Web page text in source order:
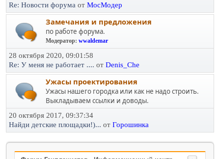
Re: Новости форума от МосМодер
Замечания и предложения
по работе форума.
Модератор: wwaldemar
28 октября 2020, 09:01:58
Re: У меня не работает .... от Denis_Che
Ужасы проектирования
Ужасы нашего городка или как не надо строить.
Выкладываем ссылки и доводы.
20 октября 2017, 09:37:34
Найди детские площадки!)... от Горошинка